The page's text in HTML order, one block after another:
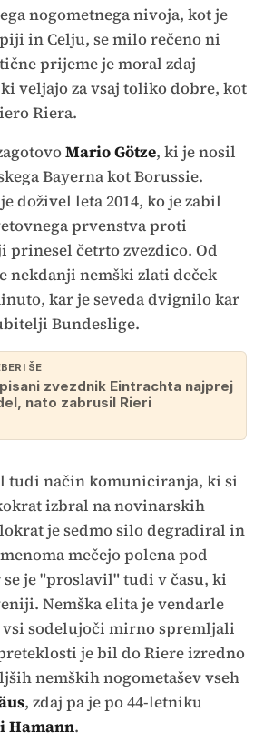
nogometnega nivoja, kot je
in Celju, se milo rečeno ni
prijeme je moral zdaj
veljajo za vsaj toliko dobre, kot
Riera.
Mario Götze, ki je nosil
Bayerna kot Borussie.
doživel leta 2014, ko je zabil
prvenstva proti
četrto zvezdico. Od
nekdanji nemški zlati deček
kar je seveda dvignilo kar
Bundeslige.
ŠE
zvezdnik Eintrachta najprej
nato zabrusil Rieri
tudi način komuniciranja, ki si
izbral na novinarskih
je sedmo silo degradiral in
mečejo polena pod
se je "proslavil" tudi v času, ki
Nemška elita je vendarle
sodelujoči mirno spremljali
je bil do Riere izredno
nemških nogometašev vseh
, zdaj pa je po 44-letniku
Hamann.